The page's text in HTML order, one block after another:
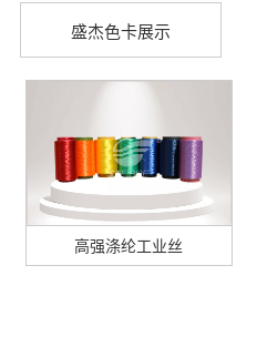
盛杰色卡展示
高强涤纶工业丝